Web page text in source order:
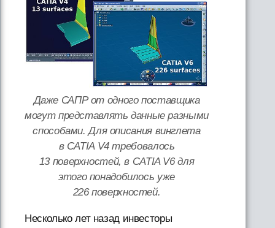
Даже САПР от одного поставщика
могут представлять данные разными
способами. Для описания винглета
в CATIA V4 требовалось
13 поверхностей, в CATIA V6 для
этого понадобилось уже
226 поверхностей.
Несколько лет назад инвесторы